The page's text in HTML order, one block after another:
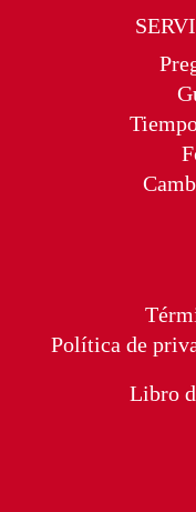
Política de
Libro